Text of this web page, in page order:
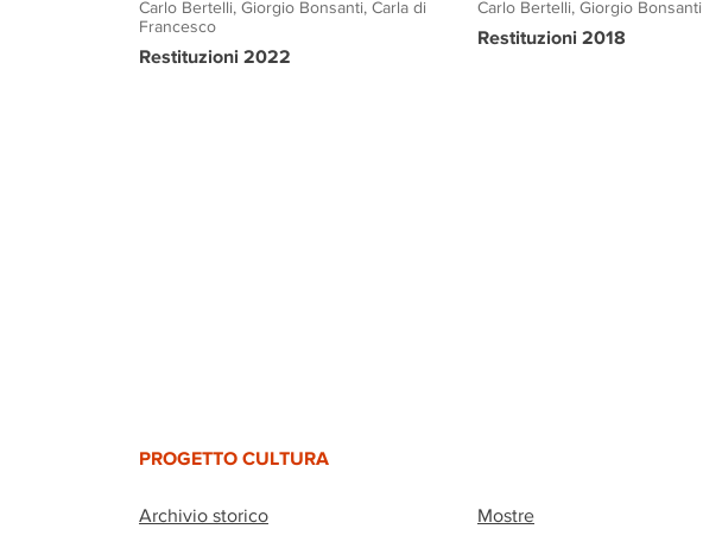
Carlo Bertelli, Giorgio Bonsanti, Carla di
Francesco
Restituzioni 2022
Carlo Bertelli, Giorgio Bonsanti
Restituzioni 2018
PROGETTO CULTURA
Archivio storico Mostre